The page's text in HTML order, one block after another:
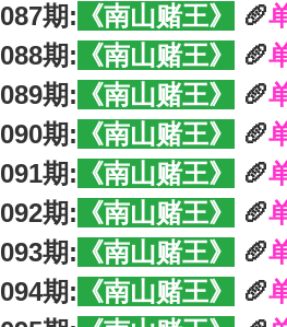
087期: 《南山赌王》 🥖
088期: 《南山赌王》 🥖
089期: 《南山赌王》 🥖
090期: 《南山赌王》 🥖
091期: 《南山赌王》 🥖
092期: 《南山赌王》 🥖
093期: 《南山赌王》 🥖
094期: 《南山赌王》 🥖